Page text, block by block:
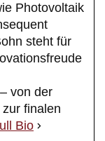
Photovoltaik
steht für
von der
finalen
Bio